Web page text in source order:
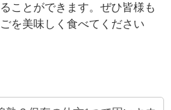
ことができます。ぜひ皆様も
を美味しく食べてください